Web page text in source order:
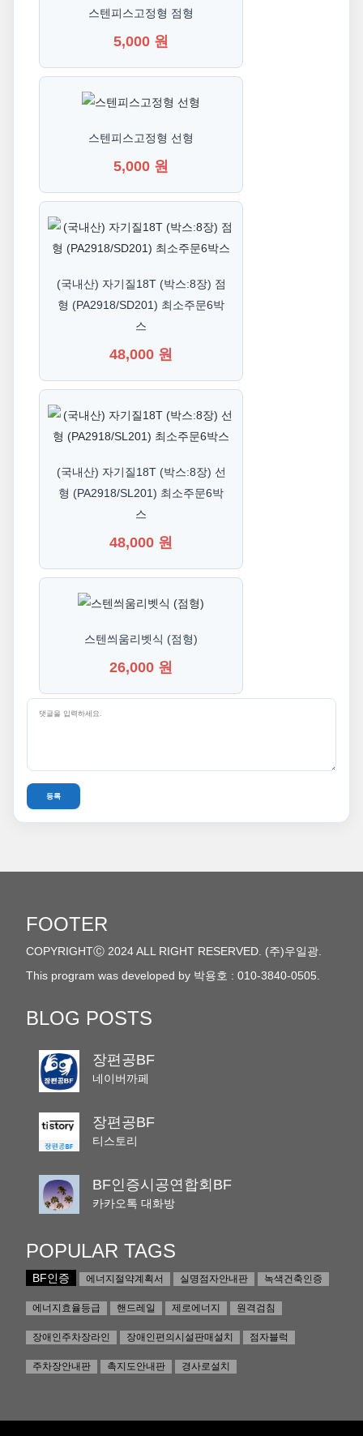
스텐피스고정형 점형
5,000 원
스텐피스고정형 선형
5,000 원
(국내산) 자기질18T (박스:8장) 점
형 (PA2918/SD201) 최소주문6박
스
48,000 원
(국내산) 자기질18T (박스:8장) 선
형 (PA2918/SL201) 최소주문6박
스
48,000 원
스텐씌움리벳식 (점형)
26,000 원
FOOTER
COPYRIGHTⒸ 2024 ALL RIGHT RESERVED. (주)우일광.
This program was developed by 박용호 : 010-3840-0505.
BLOG POSTS
장편공BF
네이버까페
장편공BF
티스토리
BF인증시공연합회BF
카카오톡 대화방
POPULAR TAGS
BF인증 에너지절약계획서 실명점자안내판 녹색건축인증
에너지효율등급 핸드레일 제로에너지 원격검침
장애인주차장라인 장애인편의시설판매설치 점자블럭
주차장안내판 촉지도안내판 경사로설치